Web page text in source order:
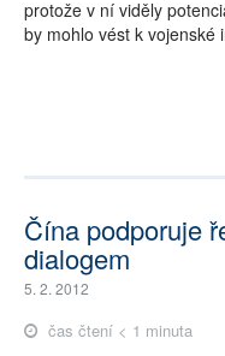
protože v ní viděly
by mohlo vést k vojenské
Čína podporuje
dialogem
5. 2. 2012
čas čtení < 1 minuta